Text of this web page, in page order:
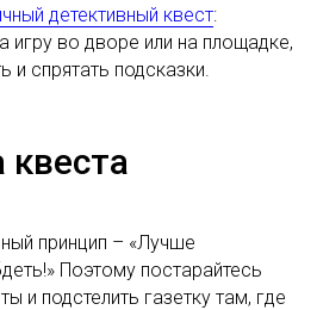
детективный квест:
игру во дворе или на площадке,
и спрятать подсказки.
квеста
принцип – «Лучше
Поэтому постарайтесь
и подстелить газетку там, где